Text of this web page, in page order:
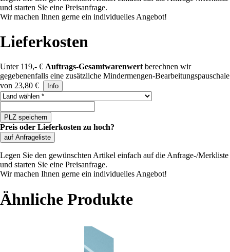
und starten Sie eine Preisanfrage.
Wir machen Ihnen gerne ein individuelles Angebot!
Lieferkosten
Unter 119,- € Auftrags-Gesamtwarenwert berechnen wir
gegebenenfalls eine zusätzliche Mindermengen-Bearbeitungspauschale
von 23,80 €
Info
Land auswählen
PLZ speichern
Preis oder Lieferkosten zu hoch?
auf Anfrageliste
Legen Sie den gewünschten Artikel einfach auf die Anfrage-/Merkliste
und starten Sie eine Preisanfrage.
Wir machen Ihnen gerne ein individuelles Angebot!
Ähnliche Produkte